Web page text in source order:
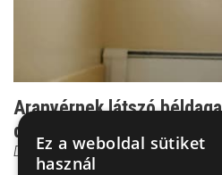
Aranyérnek látszó
diagnosztikai hiba
Dr. Kovács János Balázs
Ez a weboldal sütiket
használ